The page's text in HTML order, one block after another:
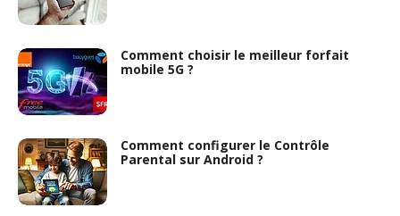
Comment choisir le meilleur forfait
mobile 5G ?
Comment configurer le Contrôle
Parental sur Android ?